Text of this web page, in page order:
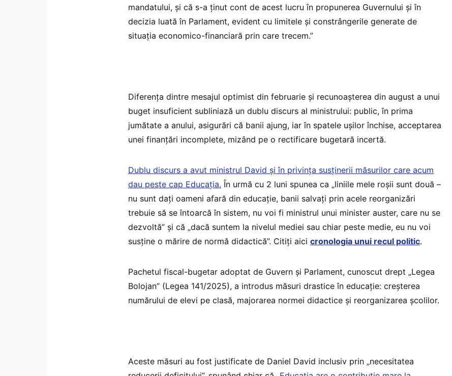
mandatului, și că s-a ținut cont de acest lucru în propunerea Guvernului și în
decizia luată în Parlament, evident cu limitele și constrângerile generate de
situația economico-financiară prin care trecem.”
Diferența dintre mesajul optimist din februarie și recunoașterea din august a unui
buget insuficient subliniază un dublu discurs al ministrului: public, în prima
jumătate a anului, asigurări că banii ajung, iar în spatele ușilor închise, acceptarea
unei finanțări incomplete, mizând pe o rectificare bugetară incertă.
Dublu discurs a avut ministrul David și în privința susținerii măsurilor care acum
dau peste cap Educația. În urmă cu 2 luni spunea ca „liniile mele roșii sunt două –
nu sunt dați oameni afară din educație, banii salvați prin acele reorganizări
trebuie să se întoarcă în sistem, nu voi fi ministrul unui minister auster, care nu se
dezvoltă” și că „dacă suntem la nivelul mediei sau chiar peste medie, eu nu voi
susține o mărire de normă didactică”. Citiți aici cronologia unui recul politic.
Pachetul fiscal-bugetar adoptat de Guvern și Parlament, cunoscut drept „Legea
Bolojan” (Legea 141/2025), a introdus măsuri drastice în educație: creșterea
numărului de elevi pe clasă, majorarea normei didactice și reorganizarea școlilor.
Aceste măsuri au fost justificate de Daniel David inclusiv prin „necesitatea